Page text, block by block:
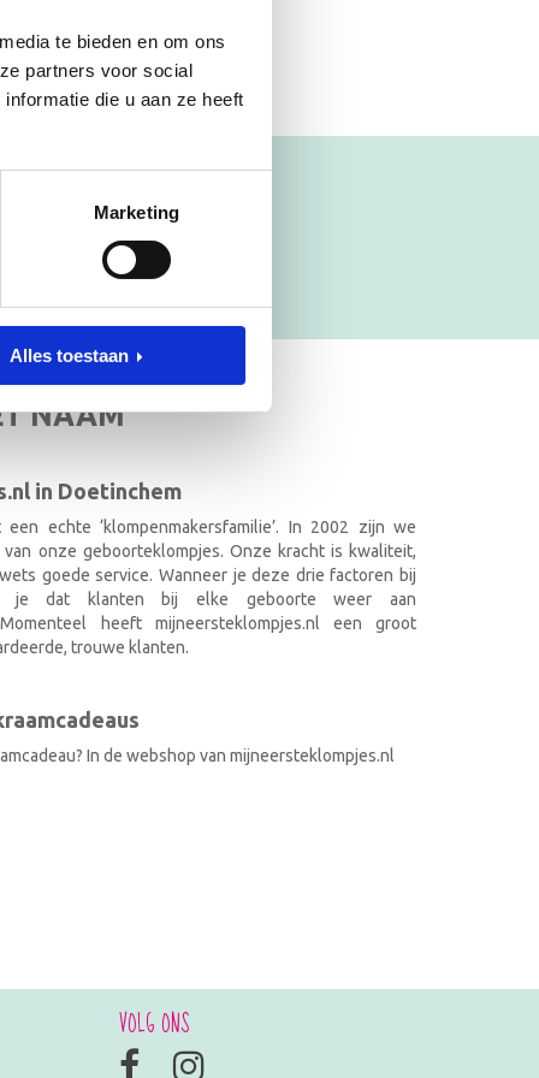
te bieden en om ons
partners voor social
die u aan ze heeft
Marketing
Alles toestaan
NAAM
in Doetinchem
echte ‘klompenmakersfamilie’. In 2002 zijn we
onze geboorteklompjes. Onze kracht is kwaliteit,
goede service. Wanneer je deze drie factoren bij
je dat klanten bij elke geboorte weer aan
heeft mijneersteklompjes.nl een groot
trouwe klanten.
In de webshop van mijneersteklompjes.nl
VOLG ONS